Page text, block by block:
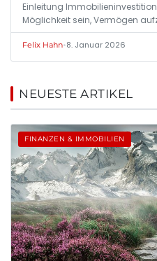
Einleitung
Möglichkeit sein, Vermögen
Felix Hahn•8. Januar 2026
NEUESTE ARTIKEL
FINANZEN & IMMOBILIEN